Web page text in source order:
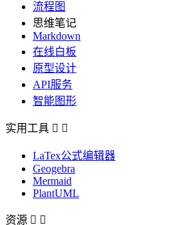
流程图
思维笔记
Markdown
在线白板
原型设计
API服务
智能图形
实用工具  
LaTex公式编辑器
Geogebra
Mermaid
PlantUML
资源  